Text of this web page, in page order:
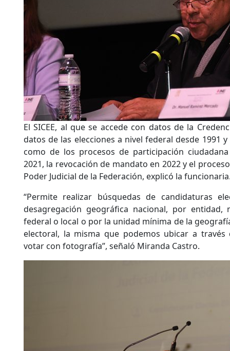
El SICEE, al que se accede con datos de la
datos de las elecciones a nivel federal desde 1991
como de los procesos de participación
2021, la revocación de mandato en 2022 y el
Poder Judicial de la Federación, explicó la
“Permite realizar búsquedas de candidaturas
desagregación geográfica nacional, por entidad,
federal o local o por la unidad mínima de la
electoral, la misma que podemos ubicar a
votar con fotografía”, señaló Miranda Castro.